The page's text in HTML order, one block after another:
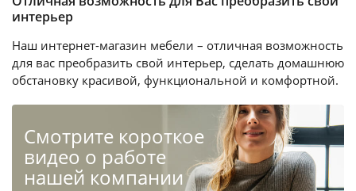
интерьер
Наш интернет-магазин мебели – отличная возможность
для вас преобразить свой интерьер, сделать домашнюю
обстановку красивой, функциональной и комфортной.
Cмотрите короткое
видео о работе
нашей компании